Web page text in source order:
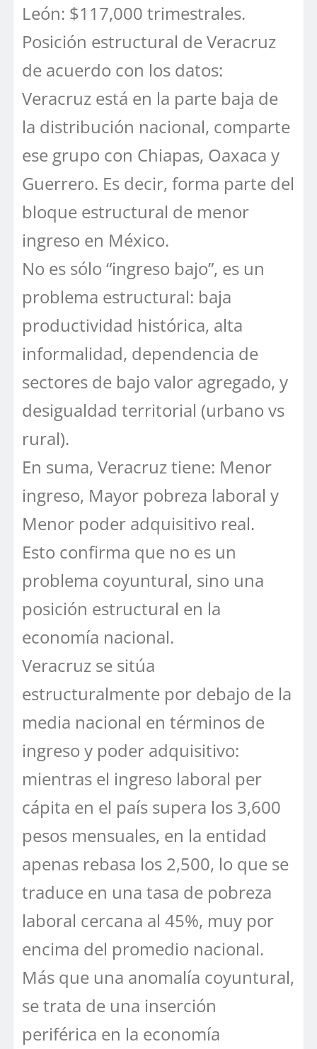
León: $117,000 trimestrales.
Posición estructural de Veracruz
de acuerdo con los datos:
Veracruz está en la parte baja de
la distribución nacional, comparte
ese grupo con Chiapas, Oaxaca y
Guerrero. Es decir, forma parte del
bloque estructural de menor
ingreso en México.
No es sólo “ingreso bajo”, es un
problema estructural: baja
productividad histórica, alta
informalidad, dependencia de
sectores de bajo valor agregado, y
desigualdad territorial (urbano vs
rural).
En suma, Veracruz tiene: Menor
ingreso, Mayor pobreza laboral y
Menor poder adquisitivo real.
Esto confirma que no es un
problema coyuntural, sino una
posición estructural en la
economía nacional.
Veracruz se sitúa
estructuralmente por debajo de la
media nacional en términos de
ingreso y poder adquisitivo:
mientras el ingreso laboral per
cápita en el país supera los 3,600
pesos mensuales, en la entidad
apenas rebasa los 2,500, lo que se
traduce en una tasa de pobreza
laboral cercana al 45%, muy por
encima del promedio nacional.
Más que una anomalía coyuntural,
se trata de una inserción
periférica en la economía